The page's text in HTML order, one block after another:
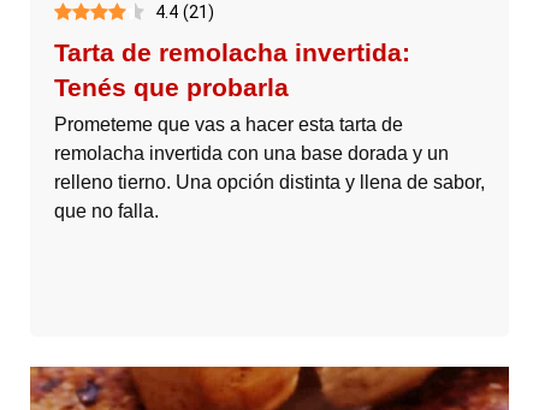
4.4 (21)
Tarta de remolacha invertida:
Tenés que probarla
Prometeme que vas a hacer esta tarta de
remolacha invertida con una base dorada y un
relleno tierno. Una opción distinta y llena de sabor,
que no falla.